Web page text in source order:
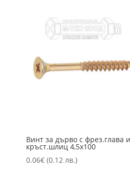
Винт за дърво с фрез.глава и
кръст.шлиц 4,5х100
0.06€ (0.12 лв.)